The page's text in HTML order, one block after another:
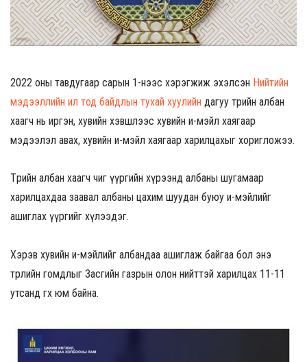
2022 оны тавдугаар сарын 1-нээс хэрэгжиж эхэлсэн Нийтийн
мэдээллийн ил тод байдлын тухай хуулийн дагуу төрийн албан
хаагч нь иргэн, хувийн хэвшлээс хувийн и-мэйл хаягаар
мэдээлэл авах, хувийн и-мэйл хаягаар харилцахыг хоригложээ.
Төрийн албан хаагч чиг үүргийн хүрээнд албаны шугамаар
харилцахдаа заавал албаны цахим шуудан буюу и-мэйлийг
ашиглах үүргийг хүлээдэг.
Хэрэв хувийн и-мэйлийг албандаа ашиглаж байгаа бол энэ
төрлийн гомдлыг Засгийн газрын олон нийттэй харилцах 11-11
утсанд өгөх юм байна.